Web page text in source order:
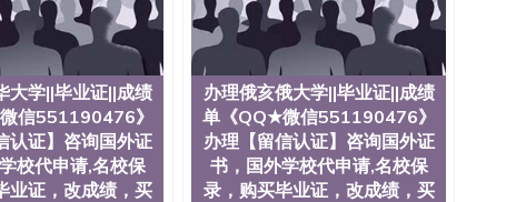
大学||毕业证||成绩
信551190476》
认证】咨询国外证
校代申请,名校保
业证，改成绩，买
办理俄亥俄大学||毕业证||成绩
单《QQ★微信551190476》
办理【留信认证】咨询国外证
书，国外学校代申请,名校保
录，购买毕业证，改成绩，买